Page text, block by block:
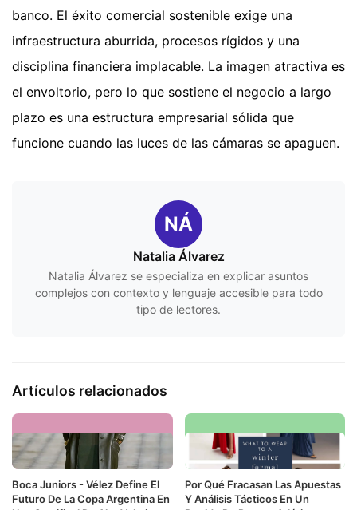
banco. El éxito comercial sostenible exige una
infraestructura aburrida, procesos rígidos y una
disciplina financiera implacable. La imagen atractiva es
el envoltorio, pero lo que sostiene el negocio a largo
plazo es una estructura empresarial sólida que
funcione cuando las luces de las cámaras se apaguen.
NÁ
Natalia Álvarez
Natalia Álvarez se especializa en explicar asuntos
complejos con contexto y lenguaje accesible para todo
tipo de lectores.
Artículos relacionados
Boca Juniors - Vélez Define El
Futuro De La Copa Argentina En
Por Qué Fracasan Las Apuestas
Y Análisis Tácticos En Un